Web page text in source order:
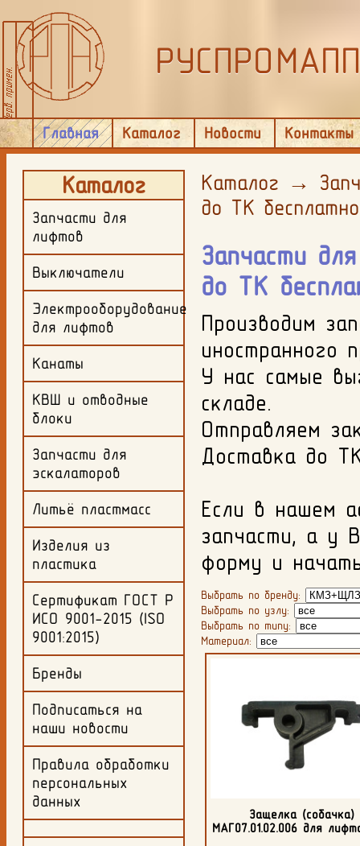
Главная Каталог Новости Контакты
Каталог
Запчасти для
лифтов
Выключатели
Электрооборудование
для лифтов
Канаты
КВШ и отводные
блоки
Запчасти для
эскалаторов
Литьё пластмасс
Изделия из
пластика
Сертификат ГОСТ Р
ИСО 9001-2015 (ISO
9001:2015)
Бренды
Подписаться на
наши новости
Правила обработки
персональных
данных
Каталог →
до ТК
Запчасти
до ТК
Производим
иностранного
У нас самые
складе.
Отправляем
Доставка до
Если в нашем
запчасти, а у
форму и
Выбрать по бренду:
Выбрать по узлу:
Выбрать по типу:
Материал:
Защелка (собачка)
МАГ07.01.02.006 для